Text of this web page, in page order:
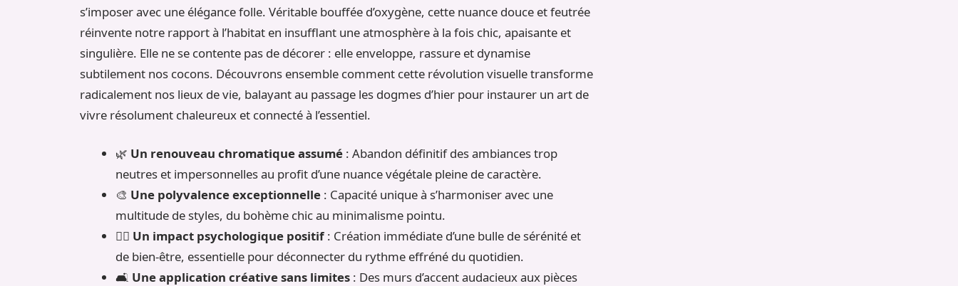
s’imposer avec une élégance folle. Véritable bouffée d’oxygène, cette nuance douce et feutrée
réinvente notre rapport à l’habitat en insufflant une atmosphère à la fois chic, apaisante et
singulière. Elle ne se contente pas de décorer : elle enveloppe, rassure et dynamise
subtilement nos cocons. Découvrons ensemble comment cette révolution visuelle transforme
radicalement nos lieux de vie, balayant au passage les dogmes d’hier pour instaurer un art de
vivre résolument chaleureux et connecté à l’essentiel.
🌿 Un renouveau chromatique assumé : Abandon définitif des ambiances trop
neutres et impersonnelles au profit d’une nuance végétale pleine de caractère.
🎨 Une polyvalence exceptionnelle : Capacité unique à s’harmoniser avec une
multitude de styles, du bohème chic au minimalisme pointu.
🧘‍♀️ Un impact psychologique positif : Création immédiate d’une bulle de sérénité et
de bien-être, essentielle pour déconnecter du rythme effréné du quotidien.
🛋️ Une application créative sans limites : Des murs d’accent audacieux aux pièces